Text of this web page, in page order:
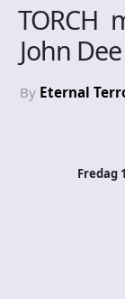
TORCH
John
By Eternal
Fredag